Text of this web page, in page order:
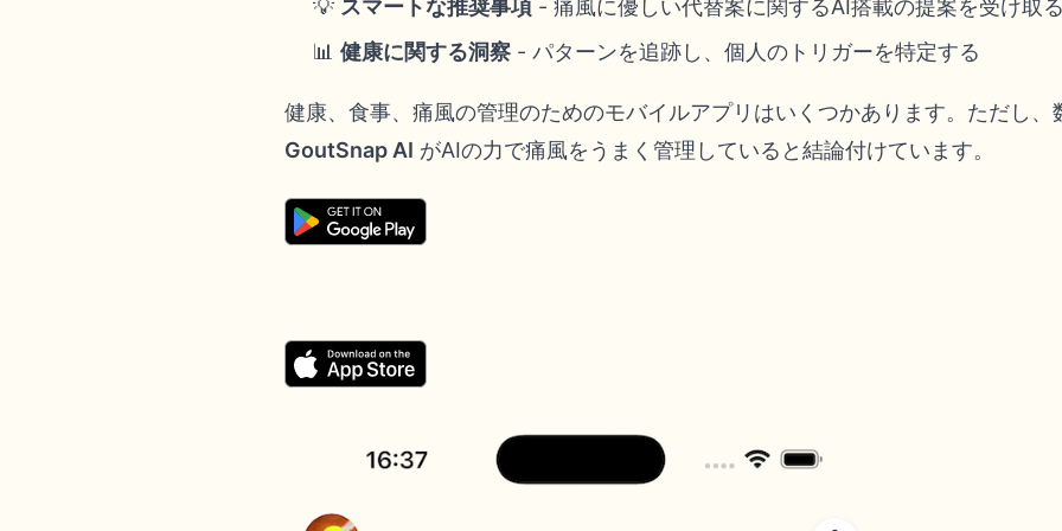
💡 スマートな推奨事項 - 痛風に優しい代替案に関するAI搭載の提案を受け取る
📊 健康に関する洞察 - パターンを追跡し、個人のトリガーを特定する
健康、食事、痛風の管理のためのモバイルアプリはいくつかあります。ただし、
GoutSnap AI がAIの力で痛風をうまく管理していると結論付けています。